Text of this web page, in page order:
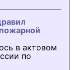
в актовом
по